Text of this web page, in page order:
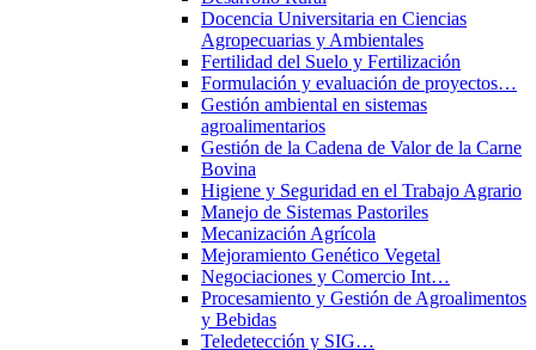
Docencia Universitaria en Ciencias
Agropecuarias y Ambientales
Fertilidad del Suelo y Fertilización
Formulación y evaluación de proyectos…
Gestión ambiental en sistemas
agroalimentarios
Gestión de la Cadena de Valor de la Carne
Bovina
Higiene y Seguridad en el Trabajo Agrario
Manejo de Sistemas Pastoriles
Mecanización Agrícola
Mejoramiento Genético Vegetal
Negociaciones y Comercio Int…
Procesamiento y Gestión de Agroalimentos
y Bebidas
Teledetección y SIG…